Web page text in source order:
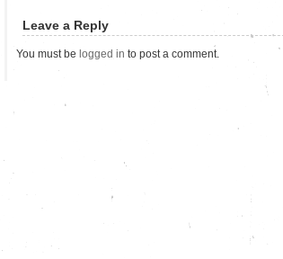
Leave a Reply
You must be logged in to post a comment.